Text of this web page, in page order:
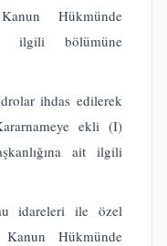
Hükmünde
ilgili bölümüne
ihdas edilerek
ekli (I)
ait ilgili
idareleri ile özel
Hükmünde